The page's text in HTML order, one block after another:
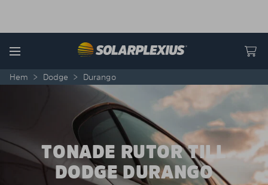
Menu
Hem > Dodge > Durango
TONADE RUTOR TILL
DODGE DURANGO